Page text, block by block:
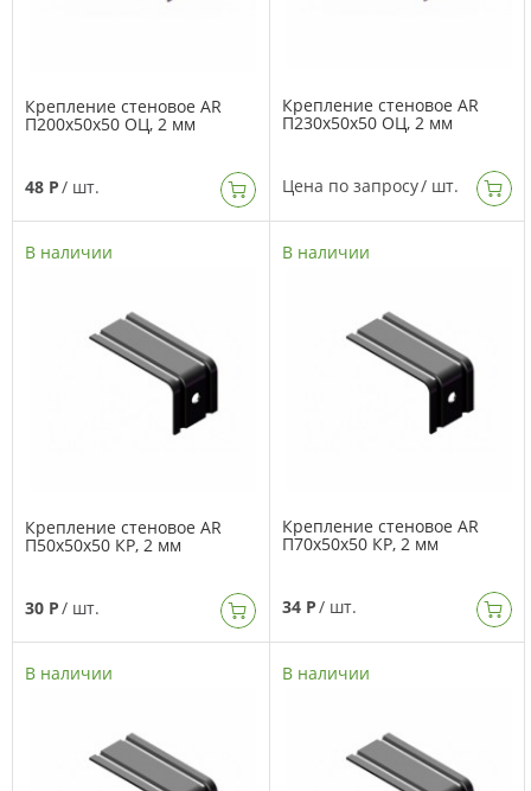
Крепление стеновое AR
П200х50х50 ОЦ, 2 мм
48 Р/ шт.
Крепление стеновое AR
П230х50х50 ОЦ, 2 мм
Цена по запросу/ шт.
В наличии
Крепление стеновое AR
П50х50х50 КР, 2 мм
30 Р/ шт.
В наличии
Крепление стеновое AR
П70х50х50 КР, 2 мм
34 Р/ шт.
В наличии В наличии